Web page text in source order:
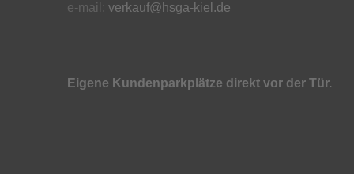
e-mail:verkauf@hsga-kiel.de
Eigene Kundenparkplätze direkt vor der Tür.